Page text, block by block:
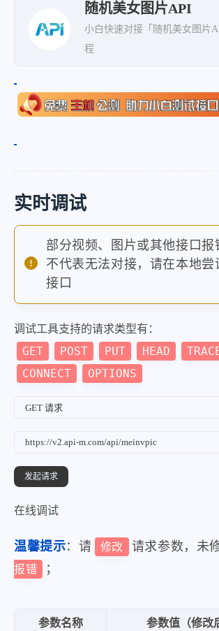
随机美女图片API
小白快速对接「随机美女图片
程
实时调试
部分视频、图片或其他接口报
不代表无法对接，请在本地尝
接口
调试工具支持的请求类型有：
GET POST PUT HEAD
CONNECT
OPTIONS
在线调试
温馨提示：请 修改 请求参数，未
报错
；
参数名称 参数值（修改